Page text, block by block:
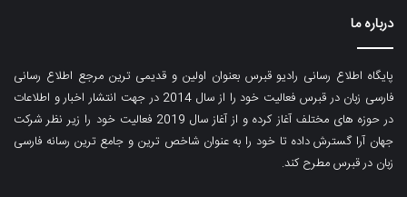
درباره ما
پایگاه اطلاع رسانی رادیو قبرس بعنوان اولین و قدیمی ترین مرجع اطلاع رسانی
فارسی زبان در قبرس فعالیت خود را از سال 2014 در جهت انتشار اخبار و اطلاعات
در حوزه های مختلف آغاز کرده و از آغاز سال 2019 فعالیت خود را زیر نظر شرکت
جهان آرا گسترش داده تا خود را به عنوان شاخص ترین و جامع ترین رسانه فارسی
زبان در قبرس مطرح کند.